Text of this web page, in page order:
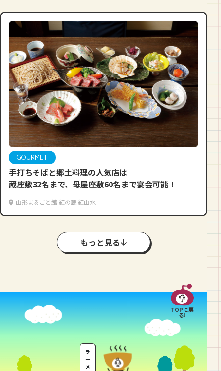
GOURMET
手打ちそばと郷土料理の人気店は
蔵座敷32名まで、母屋座敷60名まで宴会可能！
山形まるごと館 紅の蔵 紅山水
もっと見る
TOPに戻
る!
ラ
ー
メ